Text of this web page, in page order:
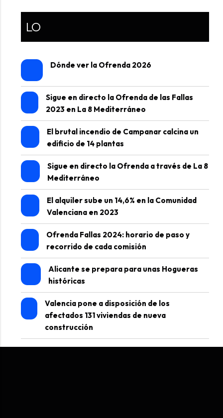
LO
Dónde ver la Ofrenda 2026
Sigue en directo la Ofrenda de las Fallas
2023 en La 8 Mediterráneo
El brutal incendio de Campanar calcina un
edificio de 14 plantas
Sigue en directo la Ofrenda a través de La 8
Mediterráneo
El alquiler sube un 14,6% en la Comunidad
Valenciana en 2023
Ofrenda Fallas 2024: horario de paso y
recorrido de cada comisión
Alicante se prepara para unas Hogueras
históricas
Valencia pone a disposición de los
afectados 131 viviendas de nueva
construcción